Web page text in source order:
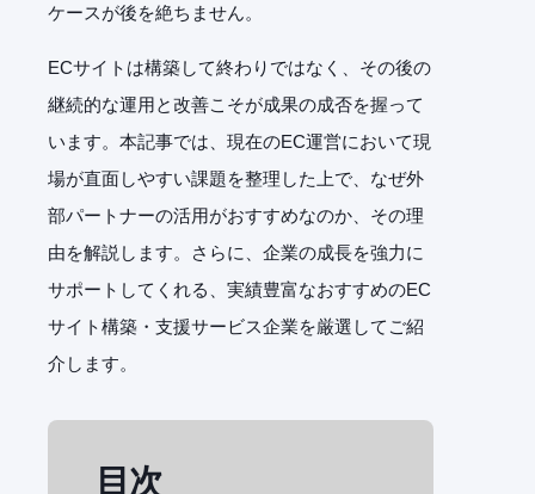
ケースが後を絶ちません。
ECサイトは構築して終わりではなく、その後の
継続的な運用と改善こそが成果の成否を握って
います。本記事では、現在のEC運営において現
場が直面しやすい課題を整理した上で、なぜ外
部パートナーの活用がおすすめなのか、その理
由を解説します。さらに、企業の成長を強力に
サポートしてくれる、実績豊富なおすすめのEC
サイト構築・支援サービス企業を厳選してご紹
介します。
目次